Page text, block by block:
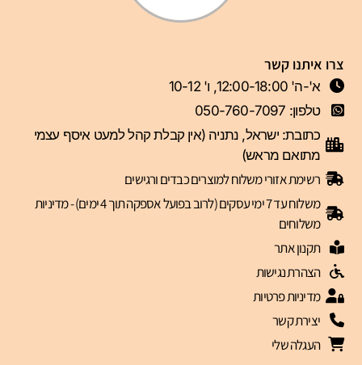
צרו איתנו קשר
א'-ה' 12:00-18:00, ו' 10-12
טלפון: 050-760-7097
כתובת: ישראל, נתניה (אין קבלת קהל למעט איסף עצמי
מתואם מראש)
רשימת אזורי משלוח למוצרים כבדים ורגישים
משלוח עד 7 ימי עסקים (לרוב בפועל אספקה תוך 4 ימים) - מדיניות
משלוחים
תקנון אתר
הצהרת נגישות
מדיניות פרטיות
יצירת קשר
העגלה שלי